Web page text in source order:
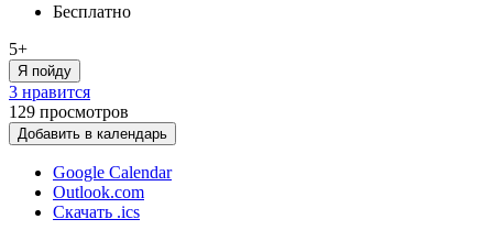
Бесплатно
5+
Я пойду
3 нравится
129 просмотров
Добавить в календарь
Google Calendar
Outlook.com
Скачать .ics